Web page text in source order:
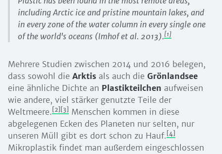
including Arctic ice and pristine mountain lakes, and
in every zone of the water column in every single one
of the world's oceans (Imhof et al. 2013).[1]
Mehrere Studien zwischen 2014 und 2016 belegen,
dass sowohl die Arktis als auch die Grönlandsee
eine ähnliche Dichte an Plastikteilchen aufweisen
wie andere, viel stärker genutzte Teile der
Weltmeere. [2] [3]
Menschen kommen in diese
abgelegenen Ecken des Planeten nur selten, nur
unseren Müll gibt es dort schon zu Hauf. [4]
Mikroplastik findet man außerdem eingeschlossen